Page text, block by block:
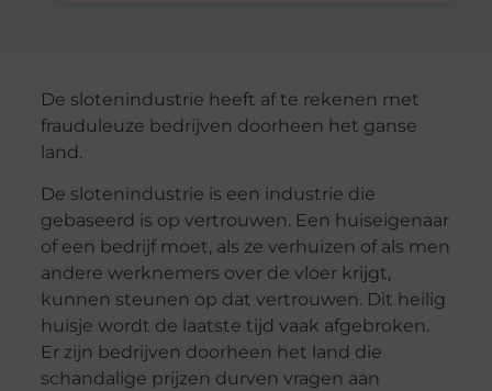
De slotenindustrie heeft af te rekenen met
frauduleuze bedrijven doorheen het ganse
land.
De slotenindustrie is een industrie die
gebaseerd is op vertrouwen. Een huiseigenaar
of een bedrijf moet, als ze verhuizen of als men
andere werknemers over de vloer krijgt,
kunnen steunen op dat vertrouwen. Dit heilig
huisje wordt de laatste tijd vaak afgebroken.
Er zijn bedrijven doorheen het land die
schandalige prijzen durven vragen aan